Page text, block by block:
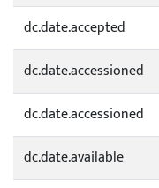
dc.date.accepted
dc.date.accessioned
dc.date.accessioned
dc.date.available